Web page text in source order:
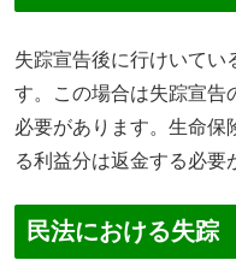
失踪宣告後に行けいてい
す。この場合は失踪宣告
必要があります。生命保
る利益分は返金する必要
民法における失踪